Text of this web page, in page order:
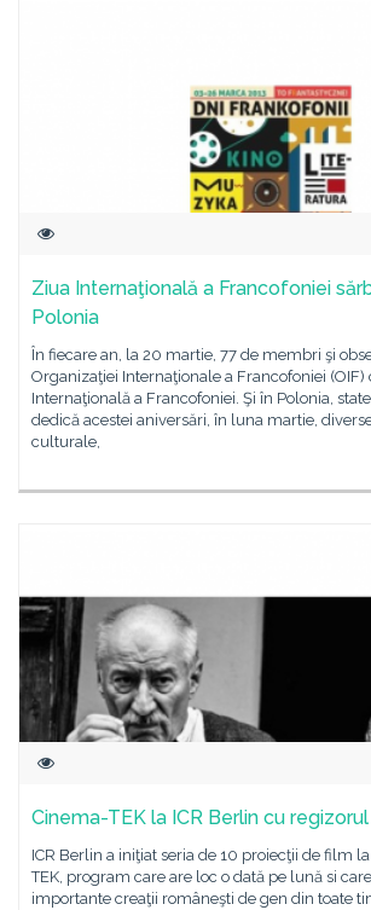
Ziua Internaţională a Francofoniei
Polonia
În fiecare an, la 20 martie, 77 de membri şi
Organizaţiei Internaţionale a Francofoniei
Internaţională a Francofoniei. Şi în Polonia,
dedică acestei aniversări, în luna martie,
culturale,
Cinema-TEK la ICR Berlin cu
ICR Berlin a iniţiat seria de 10 proiecţii de film
TEK, program care are loc o dată pe lună si
importante creaţii româneşti de gen din toate